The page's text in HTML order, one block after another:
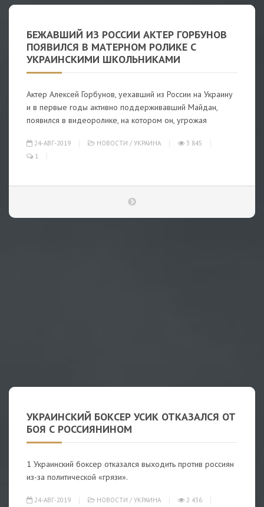
БЕЖАВШИЙ ИЗ РОССИИ АКТЕР ГОРБУНОВ
ПОЯВИЛСЯ В МАТЕРНОМ РОЛИКЕ С
УКРАИНСКИМИ ШКОЛЬНИКАМИ
Актер Алексей Горбунов, уехавший из России на Украину
и в первые годы активно поддерживавший Майдан,
появился в видеоролике, на котором он, угрожая
24-АВГ-2019 НОВОСТИ / УКРАИНА
3 845
1
УКРАИНСКИЙ БОКСЕР УСИК ОТКАЗАЛСЯ ОТ
БОЯ С РОССИЯНИНОМ
1 Украинский боксер отказался выходить против россиян
из-за политической «грязи».
24-АВГ-2019 НОВОСТИ / УКРАИНА 2 436